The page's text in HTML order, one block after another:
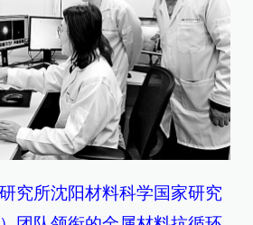
究所沈阳材料科学国家研究